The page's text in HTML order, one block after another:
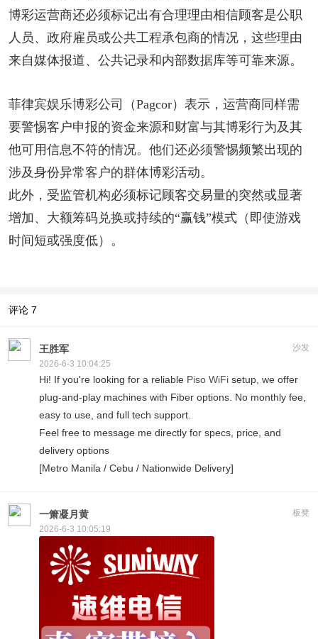
博彩运营商还必须标记出有合理理由相信顾客是公职
人员、政府雇员或公共工程承包商的情况，这些理由
来自媒体报道、公共记录和内部数据库等可靠来源。
菲律宾娱乐博彩公司（Pagcor）表示，运营商同样需
要警惕客户申报的资金来源和财富与其博彩行为及其
他可用信息不符的情况。他们还必须警惕频繁出现的
涉及身份异常客户的群体博彩活动。
此外，受监管机构必须标记顾客交易量的突然或显著
增加、大额筹码兑换或持续的“赢钱”模式（即使游戏
时间短或强度低）。
评论 7
沙发
王胜军
2026-6-3 10:04:25
Hi! If you're looking for a reliable Piso WiFi setup, we offer
plug-and-play machines with Fiber options. No monthly fee,
easy to use, and full tech support.
Feel free to message me directly for specs, price, and
delivery options
[Metro Manila / Cebu / Nationwide Delivery]
板凳
一箫凝月黄
2026-6-3 10:05:19